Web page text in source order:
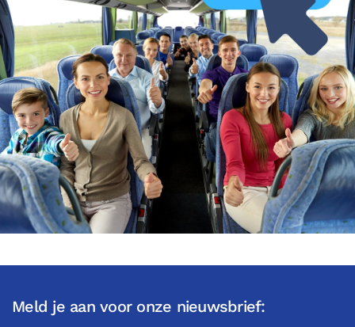
Meld je aan voor onze nieuwsbrief: